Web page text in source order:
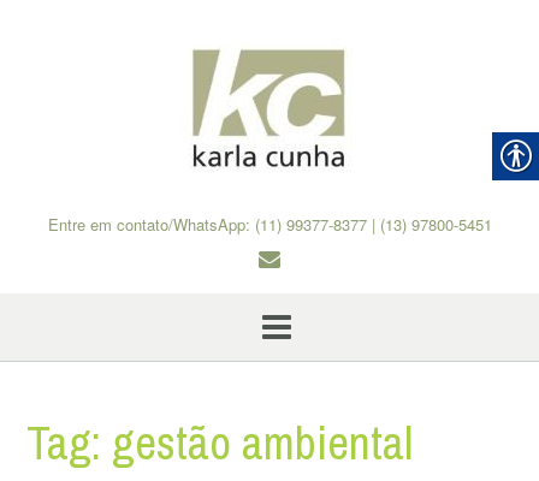
Entre em contato/WhatsApp: (11) 99377-8377 | (13) 97800-5451
Tag: gestão ambiental